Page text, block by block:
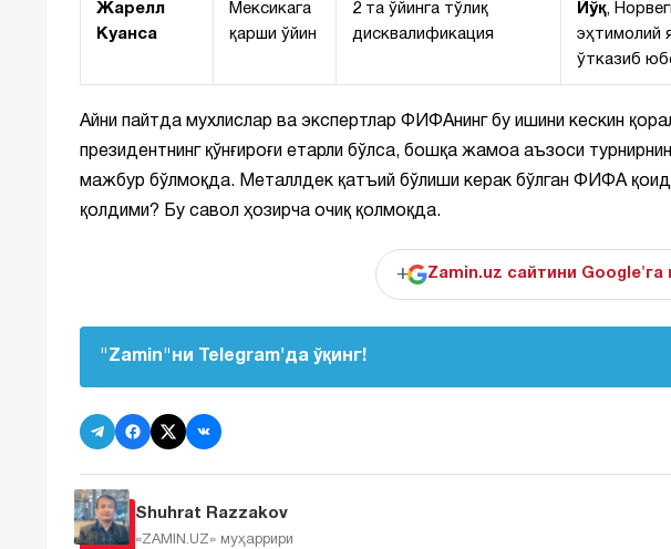
Жарелл
Куанса
Мексикага
қарши ўйин
2 та ўйинга тўлиқ
дисквалификация
Йўқ ,
эҳтимолий
ўтказиб
Айни пайтда мухлислар ва экспертлар ФИФАнинг бу ишини кескин
президентнинг қўнғироғи етарли бўлса, бошқа жамоа аъзоси
мажбур бўлмоқда. Металлдек қатъий бўлиши керак бўлган ФИФА
қолдими? Бу савол ҳозирча очиқ қолмоқда.
+ Zamin.uz сайтини Google'га
"Zamin"ни Telegram'да ўқинг!
Shuhrat Razzakov
«ZAMIN.UZ» муҳаррири